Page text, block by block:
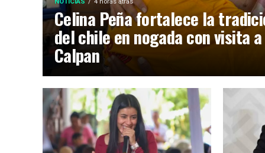
Celina Peña fortalece la
del chile en nogada con visita a
Calpan